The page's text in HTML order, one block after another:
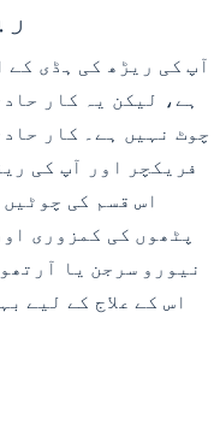
ہے، لیکن یہ کار
چوٹ نہیں ہے۔ کار
فریکچر اور آپ کی
اس قسم کی
پٹھوں کی کمزوری
نیورو سرجن یا
اس کے علاج کے لیے